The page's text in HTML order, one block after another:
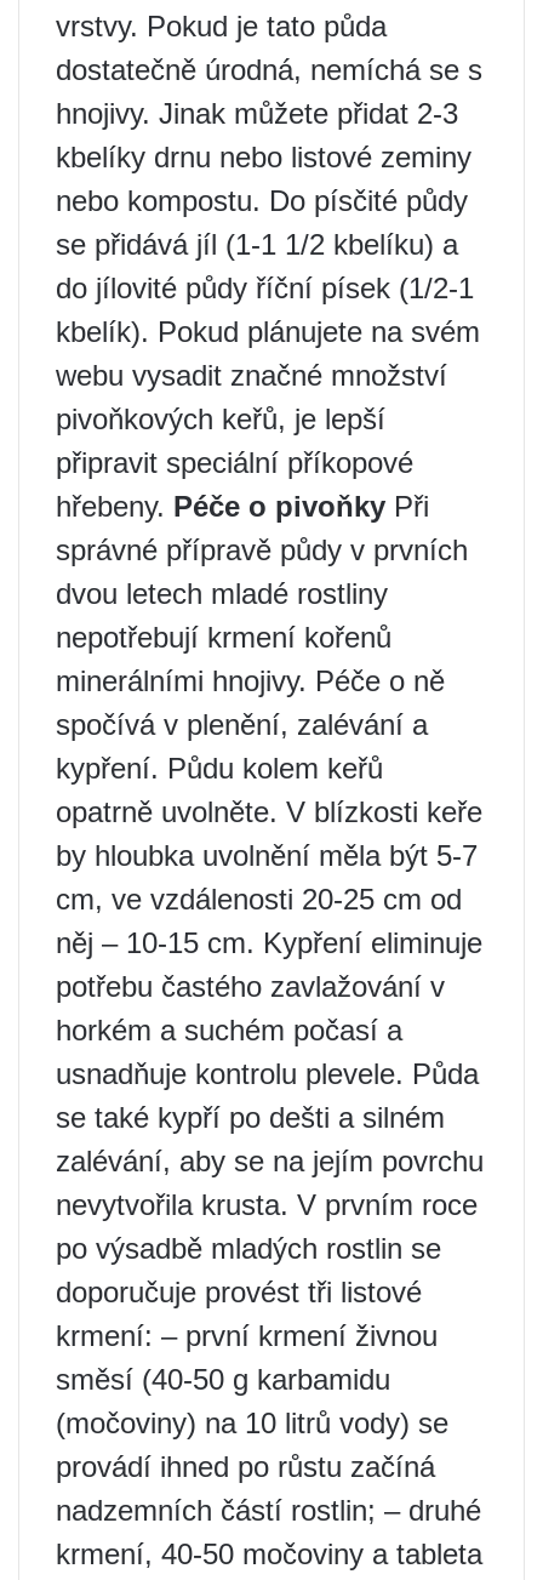
vrstvy. Pokud je tato půda
dostatečně úrodná, nemíchá se s
hnojivy. Jinak můžete přidat 2-3
kbelíky drnu nebo listové zeminy
nebo kompostu. Do písčité půdy
se přidává jíl (1-1 1/2 kbelíku) a
do jílovité půdy říční písek (1/2-1
kbelík). Pokud plánujete na svém
webu vysadit značné množství
pivoňkových keřů, je lepší
připravit speciální příkopové
hřebeny. Péče o pivoňky Při
správné přípravě půdy v prvních
dvou letech mladé rostliny
nepotřebují krmení kořenů
minerálními hnojivy. Péče o ně
spočívá v plenění, zalévání a
kypření. Půdu kolem keřů
opatrně uvolněte. V blízkosti keře
by hloubka uvolnění měla být 5-7
cm, ve vzdálenosti 20-25 cm od
něj – 10-15 cm. Kypření eliminuje
potřebu častého zavlažování v
horkém a suchém počasí a
usnadňuje kontrolu plevele. Půda
se také kypří po dešti a silném
zalévání, aby se na jejím povrchu
nevytvořila krusta. V prvním roce
po výsadbě mladých rostlin se
doporučuje provést tři listové
krmení: – první krmení živnou
směsí (40-50 g karbamidu
(močoviny) na 10 litrů vody) se
provádí ihned po růstu začíná
nadzemních částí rostlin; – druhé
krmení, 40-50 močoviny a tableta